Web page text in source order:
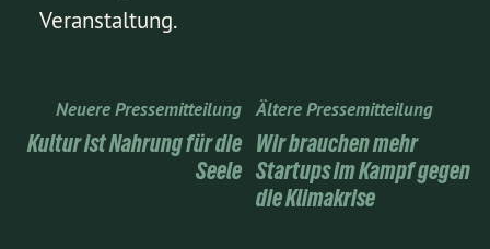
Veranstaltung.
Neuere Pressemitteilung
Kultur ist Nahrung für die
Seele
Ältere Pressemitteilung
Wir brauchen mehr
Startups im Kampf gegen
die Klimakrise